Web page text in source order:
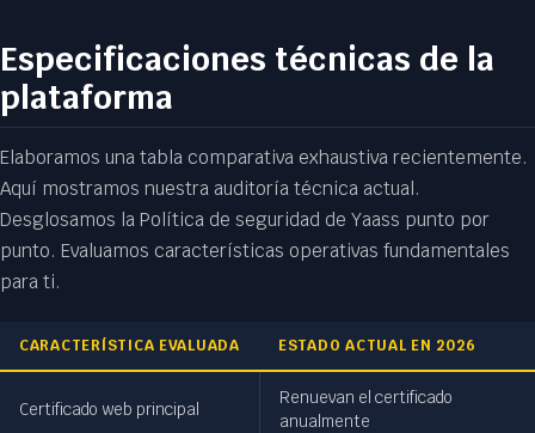
Especificaciones técnicas de la
plataforma
Elaboramos una tabla comparativa exhaustiva recientemente.
Aquí mostramos nuestra auditoría técnica actual.
Desglosamos la Política de seguridad de Yaass punto por
punto. Evaluamos características operativas fundamentales
para ti.
CARACTERÍSTICA EVALUADA ESTADO ACTUAL EN 2026
Certificado web principal
Renuevan el certificado
anualmente